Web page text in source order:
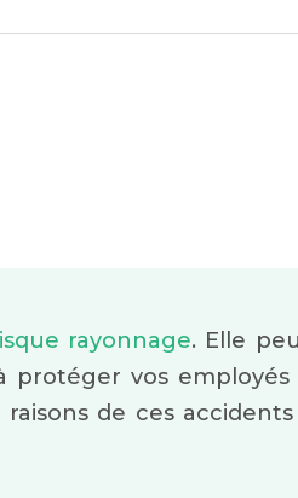
rayonnage. Elle
protéger vos
de ces